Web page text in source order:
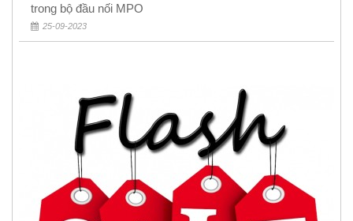
trong bộ đầu nối MPO
25-09-2023